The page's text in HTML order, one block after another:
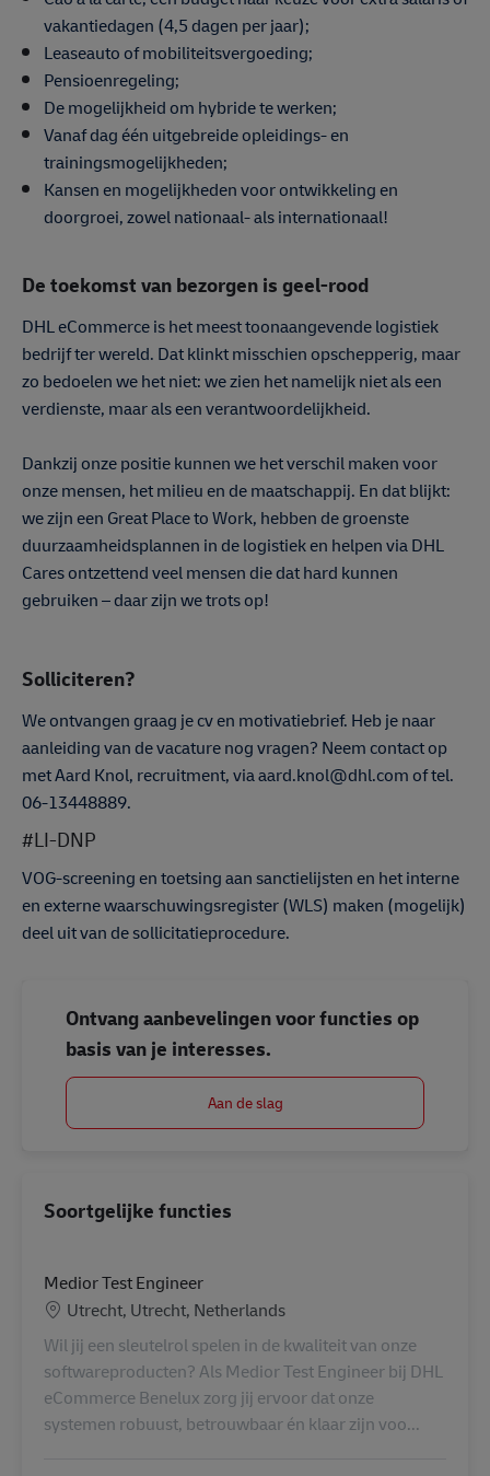
vakantiedagen (4,5 dagen per jaar);
Leaseauto of mobiliteitsvergoeding;
Pensioenregeling;
De mogelijkheid om hybride te werken;
Vanaf dag één uitgebreide opleidings- en
trainingsmogelijkheden;
Kansen en mogelijkheden voor ontwikkeling en
doorgroei, zowel nationaal- als internationaal!
De toekomst van bezorgen is geel-rood
DHL eCommerce is het meest toonaangevende logistiek
bedrijf ter wereld. Dat klinkt misschien opschepperig, maar
zo bedoelen we het niet: we zien het namelijk niet als een
verdienste, maar als een verantwoordelijkheid.
Dankzij onze positie kunnen we het verschil maken voor
onze mensen, het milieu en de maatschappij. En dat blijkt:
we zijn een Great Place to Work, hebben de groenste
duurzaamheidsplannen in de logistiek en helpen via DHL
Cares ontzettend veel mensen die dat hard kunnen
gebruiken – daar zijn we trots op!
Solliciteren?
We ontvangen graag je cv en motivatiebrief. Heb je naar
aanleiding van de vacature nog vragen? Neem contact op
met Aard Knol, recruitment, via aard.knol@dhl.com of tel.
06-13448889.
#LI-DNP
VOG-screening en toetsing aan sanctielijsten en het interne
en externe waarschuwingsregister (WLS) maken (mogelijk)
deel uit van de sollicitatieprocedure.
Ontvang aanbevelingen voor functies op
basis van je interesses.
Aan de slag
Soortgelijke functies
Medior Test Engineer
Locatie
Utrecht, Utrecht, Netherlands
Wil jij een sleutelrol spelen in de kwaliteit van onze
softwareproducten? Als Medior Test Engineer bij DHL
eCommerce Benelux zorg jij ervoor dat onze
systemen robuust, betrouwbaar én klaar zijn voo...